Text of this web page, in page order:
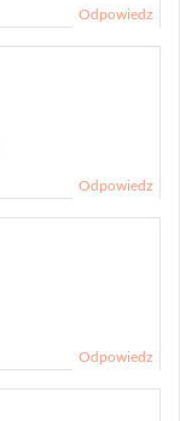
Odpowiedz
Odpowiedz
Odpowiedz